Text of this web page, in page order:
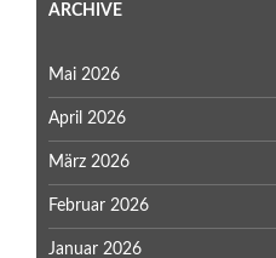
ARCHIVE
Mai 2026
April 2026
März 2026
Februar 2026
Januar 2026